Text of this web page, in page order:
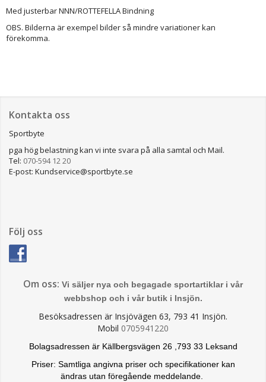
Med justerbar NNN/ROTTEFELLA Bindning
OBS. Bilderna är exempel bilder så mindre variationer kan
förekomma.
Kontakta oss
Sportbyte
pga hög belastning kan vi inte svara på alla samtal och Mail.
Tel: 070-594 12 20
E-post: Kundservice@sportbyte.se
Följ oss
Om oss: Vi säljer nya och begagade sportartiklar i vår
webbshop och i vår butik i Insjön.
Besöksadressen är Insjövägen 63, 793 41 Insjön.
Mobil 0705941220
Bolagsadressen är Källbergsvägen 26 ,793 33 Leksand
Priser: Samtliga angivna priser och specifikationer kan
ändras utan föregående meddelande.